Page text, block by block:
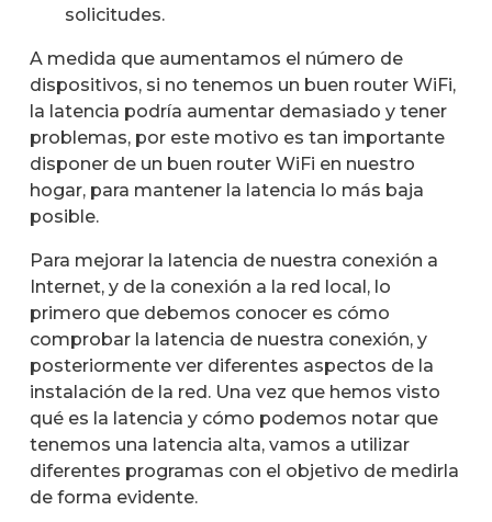
solicitudes.
A medida que aumentamos el número de
dispositivos, si no tenemos un buen router WiFi,
la latencia podría aumentar demasiado y tener
problemas, por este motivo es tan importante
disponer de un buen router WiFi en nuestro
hogar, para mantener la latencia lo más baja
posible.
Para mejorar la latencia de nuestra conexión a
Internet, y de la conexión a la red local, lo
primero que debemos conocer es cómo
comprobar la latencia de nuestra conexión, y
posteriormente ver diferentes aspectos de la
instalación de la red. Una vez que hemos visto
qué es la latencia y cómo podemos notar que
tenemos una latencia alta, vamos a utilizar
diferentes programas con el objetivo de medirla
de forma evidente.